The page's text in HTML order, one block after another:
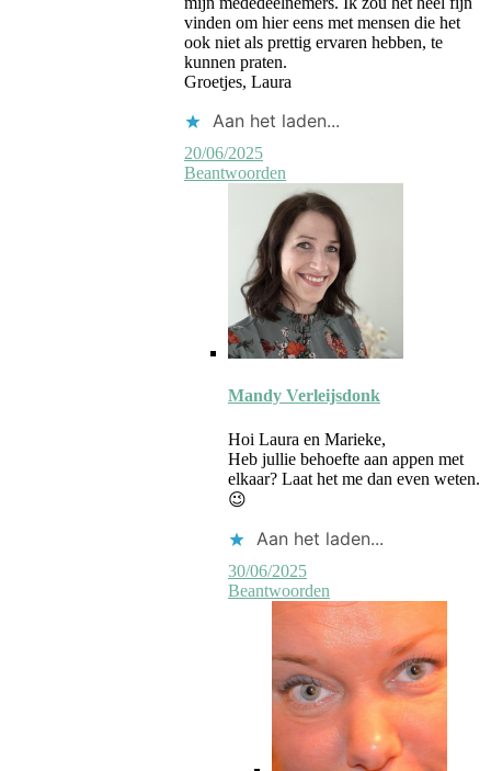
vinden om hier eens met mensen die het
ook niet als prettig ervaren hebben, te
kunnen praten.
Groetjes, Laura
Aan het laden...
20/06/2025
Beantwoorden
door
Mandy Verleijsdonk
Hoi Laura en Marieke,
Heb jullie behoefte aan appen met
elkaar? Laat het me dan even weten.
😉
Aan het laden...
30/06/2025
Beantwoorden